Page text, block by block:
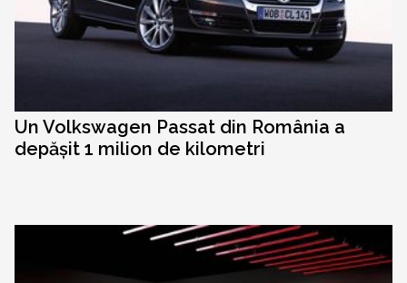
Un Volkswagen Passat din România a
depășit 1 milion de kilometri